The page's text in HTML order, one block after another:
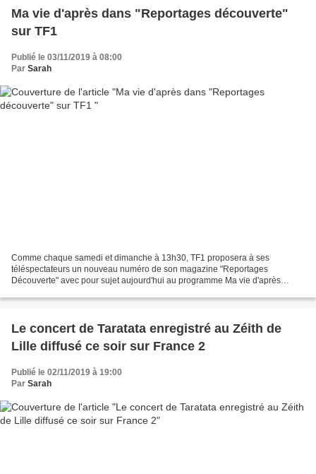
Ma vie d'après dans "Reportages découverte"
sur TF1
Publié le 03/11/2019 à 08:00
Par Sarah
Comme chaque samedi et dimanche à 13h30, TF1 proposera à ses
téléspectateurs un nouveau numéro de son magazine "Reportages
Découverte" avec pour sujet aujourd'hui au programme Ma vie d'après
Le concert de Taratata enregistré au Zéith de
Lille diffusé ce soir sur France 2
Publié le 02/11/2019 à 19:00
Par Sarah